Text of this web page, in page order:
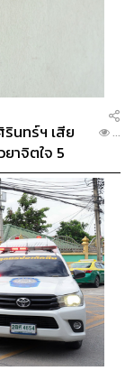
นทร์ฯ เสีย
าจิตใจ 5
...